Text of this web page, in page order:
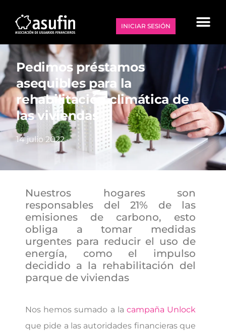
INICIAR SESIÓN
Pedimos préstamos
asequibles para la
rehabilitación climática de
las viviendas
14 julio 2022
Nuestros hogares son
responsables del 21% de las
emisiones de carbono, esto
obliga a tomar medidas
urgentes para reducir el uso de
energía, como el impulso
decidido a la rehabilitación del
parque de viviendas
Nos hemos sumado a lacampaña Unlock
que pide a las autoridades financieras que